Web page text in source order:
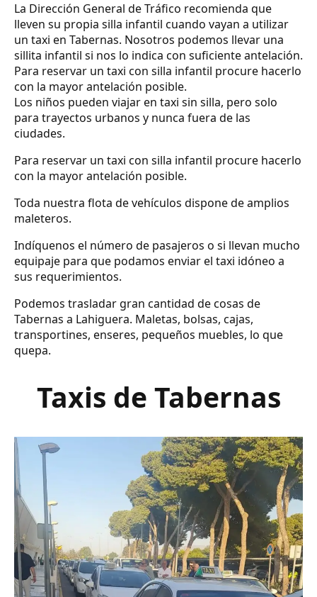
La Dirección General de Tráfico recomienda que
lleven su propia silla infantil cuando vayan a utilizar
un taxi en Tabernas. Nosotros podemos llevar una
sillita infantil si nos lo indica con suficiente antelación.
Para reservar un taxi con silla infantil procure hacerlo
con la mayor antelación posible.
Los niños pueden viajar en taxi sin silla, pero solo
para trayectos urbanos y nunca fuera de las
ciudades.
Para reservar un taxi con silla infantil procure hacerlo
con la mayor antelación posible.
Toda nuestra flota de vehículos dispone de amplios
maleteros.
Indíquenos el número de pasajeros o si llevan mucho
equipaje para que podamos enviar el taxi idóneo a
sus requerimientos.
Podemos trasladar gran cantidad de cosas de
Tabernas a Lahiguera. Maletas, bolsas, cajas,
transportines, enseres, pequeños muebles, lo que
quepa.
Taxis de Tabernas